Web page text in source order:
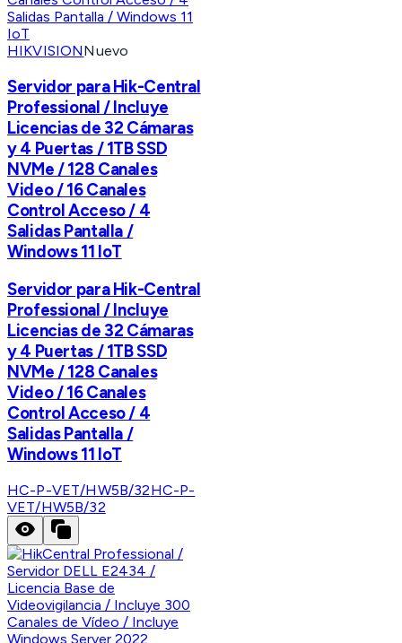
HIKVISIONNuevo
Servidor para Hik-Central
Professional / Incluye
Licencias de 32 Cámaras
y 4 Puertas / 1TB SSD
NVMe / 128 Canales
Video / 16 Canales
Control Acceso / 4
Salidas Pantalla /
Windows 11 IoT
Servidor para Hik-Central
Professional / Incluye
Licencias de 32 Cámaras
y 4 Puertas / 1TB SSD
NVMe / 128 Canales
Video / 16 Canales
Control Acceso / 4
Salidas Pantalla /
Windows 11 IoT
HC-P-VET/HW5B/32HC-P-
VET/HW5B/32